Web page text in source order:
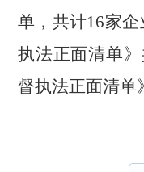
单，共计16家
执法正面清单
督执法正面清单